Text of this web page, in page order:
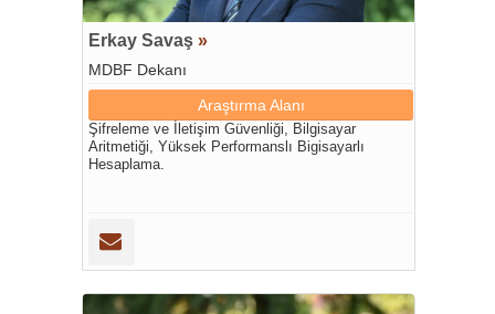
Erkay Savaş »
MDBF Dekanı
Araştırma Alanı
Şifreleme ve İletişim Güvenliği, Bilgisayar
Aritmetiği, Yüksek Performanslı Bigisayarlı
Hesaplama.